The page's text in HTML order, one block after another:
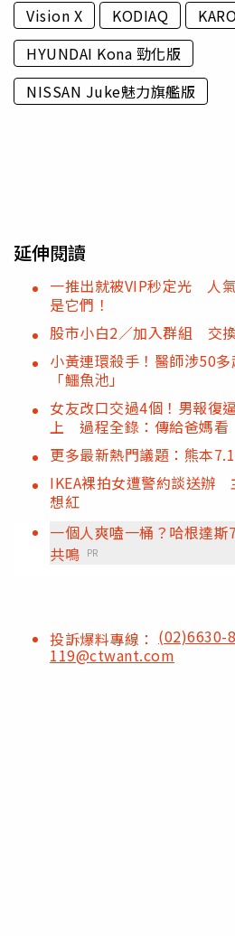
Vision X KODIAQ
HYUNDAI Kona 勁化版
NISSAN Juke魅力旗艦版
延伸閱讀
一推出就被VIP秒定光 人
是它們！
股市小白2／加入群組 交
小黃連環殺手！醫師涉50
「鱷魚池」
女友改口交過4個！男報復
上 過程全錄：傳給爸媽看
更多最新熱門議題：熊本
IKEA裸拍女遭警約談送辦
想紅
一個人爽嗑一桶？哈根達
共鳴 PR
投訴爆料專線： (02)6630-
119@ctwant.com